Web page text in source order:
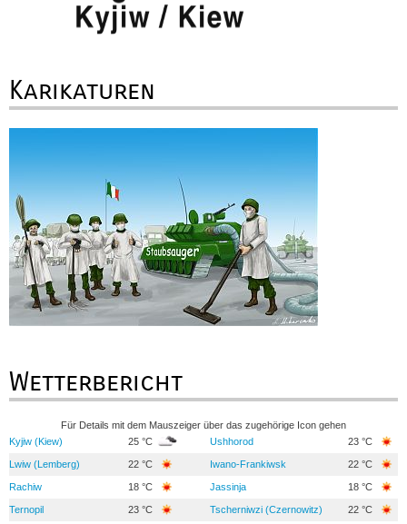
Karikaturen
Wetterbericht
Für Details mit dem Mauszeiger über das zugehörige Icon gehen
Kyjiw (Kiew)
25 °C Ushhorod 23 °C
Lwiw (Lemberg) 22 °C Iwano-Frankiwsk 22 °C
Rachiw 18 °C Jassinja 18 °C
Ternopil 23 °C Tscherniwzi (Czernowitz) 22 °C